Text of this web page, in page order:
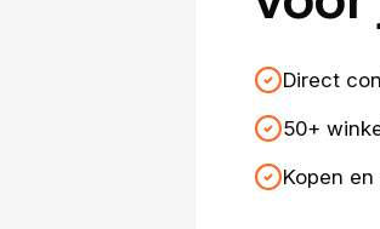
Direct
50+
Kopen